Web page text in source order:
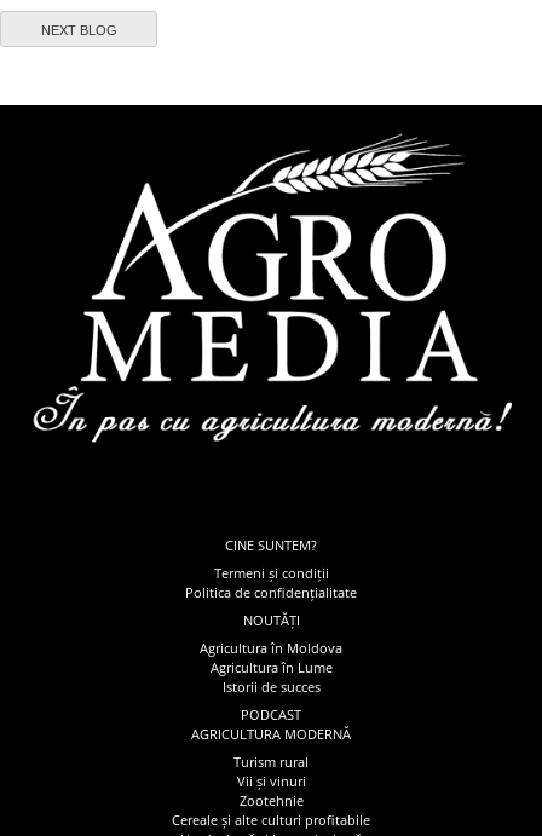
NEXT BLOG
CINE SUNTEM?
Termeni și condiții
Politica de confidențialitate
NOUTĂȚI
Agricultura în Moldova
Agricultura în Lume
Istorii de succes
PODCAST
AGRICULTURA MODERNĂ
Turism rural
Vii și vinuri
Zootehnie
Cereale și alte culturi profitabile